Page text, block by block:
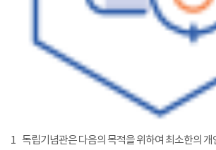
1 독립기념관은 다음의 목적을 위하여 최소한의 개